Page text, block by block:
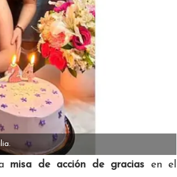
misa de acción de gracias en el